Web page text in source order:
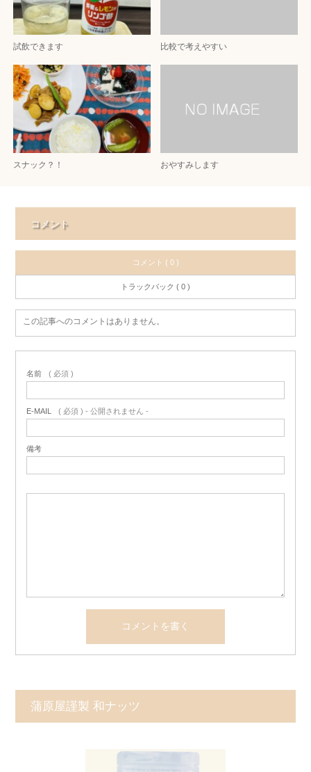
試飲できます 比較で考えやすい
スナック？！ おやすみします
コメント
コメント ( 0 )
トラックバック ( 0 )
この記事へのコメントはありません。
名前 ( 必須 )
E-MAIL ( 必須 ) - 公開されません -
備考
蒲原屋謹製 和ナッツ